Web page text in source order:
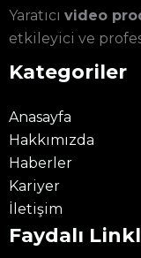
Yaratıcı video
etkileyici ve
Kategoriler
Anasayfa
Hakkımızda
Haberler
Kariyer
İletişim
Faydalı